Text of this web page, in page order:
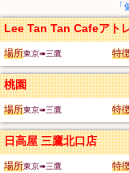
Lee Tan Tan Cafeアト
場所東京➠三鷹 特
桃園
場所東京➠三鷹 特
日高屋 三鷹北口店
場所東京➠三鷹 特